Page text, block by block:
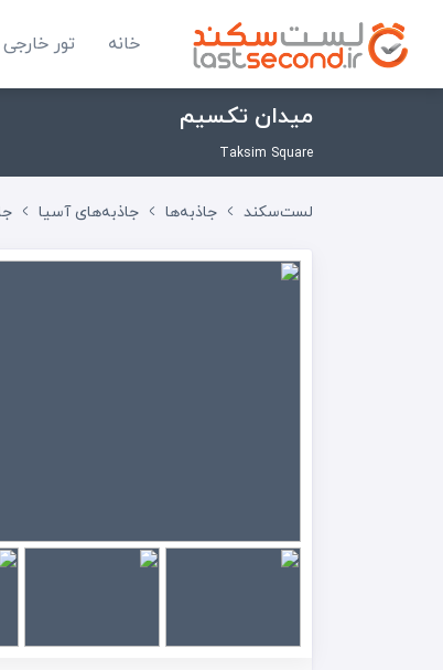
خانه تور خارجی
میدان تکسیم
Taksim Square
لست‌سکند جاذبه‌ها جاذبه‌های آسیا